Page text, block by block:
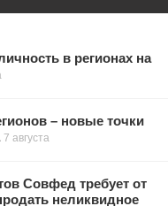
в регионах на
– новые точки
7 августа
Совфед требует от
неликвидное